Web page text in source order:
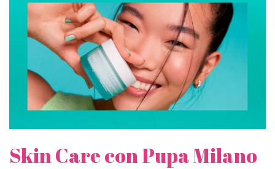
Skin Care con Pupa Milano